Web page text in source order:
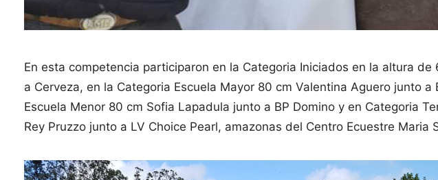
En esta competencia participaron en la Categoria Iniciados en la altura
a Cerveza, en la Categoria Escuela Mayor 80 cm Valentina Aguero junto a
Escuela Menor 80 cm Sofia Lapadula junto a BP Domino y en Categoria
Rey Pruzzo junto a LV Choice Pearl, amazonas del Centro Ecuestre Maria